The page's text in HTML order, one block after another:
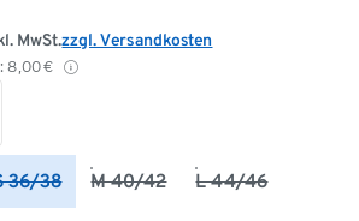
8,00€
MwSt.zzgl. Versandkosten
36/38 M 40/42 L 44/46